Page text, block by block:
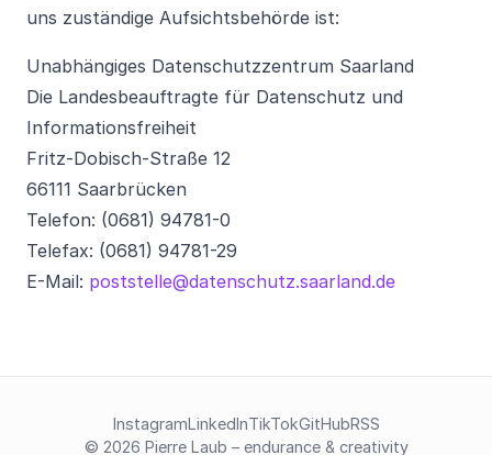
uns zuständige Aufsichtsbehörde ist:
Unabhängiges Datenschutzzentrum Saarland
Die Landesbeauftragte für Datenschutz und
Informationsfreiheit
Fritz-Dobisch-Straße 12
66111 Saarbrücken
Telefon: (0681) 94781-0
Telefax: (0681) 94781-29
E-Mail: poststelle@datenschutz.saarland.de
InstagramLinkedInTikTokGitHubRSS
© 2026 Pierre Laub – endurance & creativity